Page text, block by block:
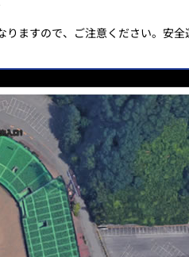
ますので、ご注意ください。安